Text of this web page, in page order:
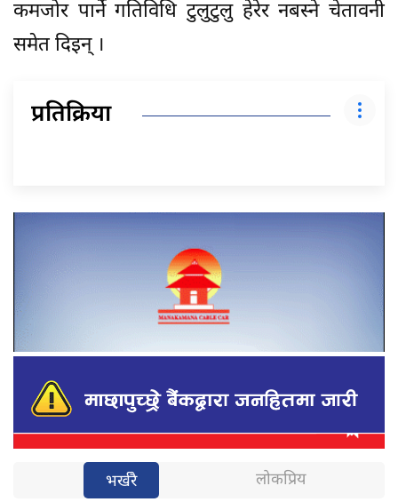
कमजोर पार्ने गतिविधि टुलुटुलु हेरेर नबस्ने चेतावनी
समेत दिइन् ।
प्रतिक्रिया
भर्खरै लोकप्रिय